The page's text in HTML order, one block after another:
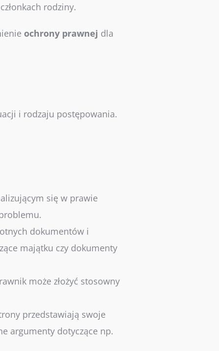
rodziny.
ochrony prawnej dla
i rodzaju postępowania.
się w prawie
dokumentów i
majątku czy dokumenty
może złożyć stosowny
przedstawiają swoje
argumenty dotyczące np.